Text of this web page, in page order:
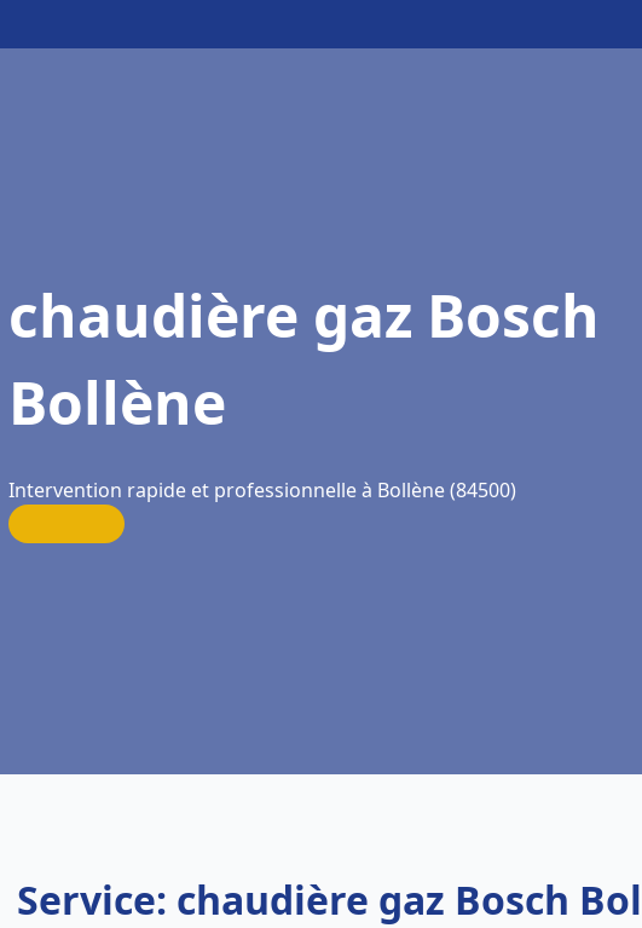
chaudière gaz Bosch
Bollène
Intervention rapide et professionnelle à Bollène (84500)
Service: chaudière gaz Bosch